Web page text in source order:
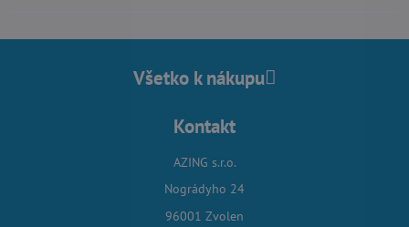
Všetko k nákupu
Kontakt
AZING s.r.o.
Nográdyho 24
96001 Zvolen